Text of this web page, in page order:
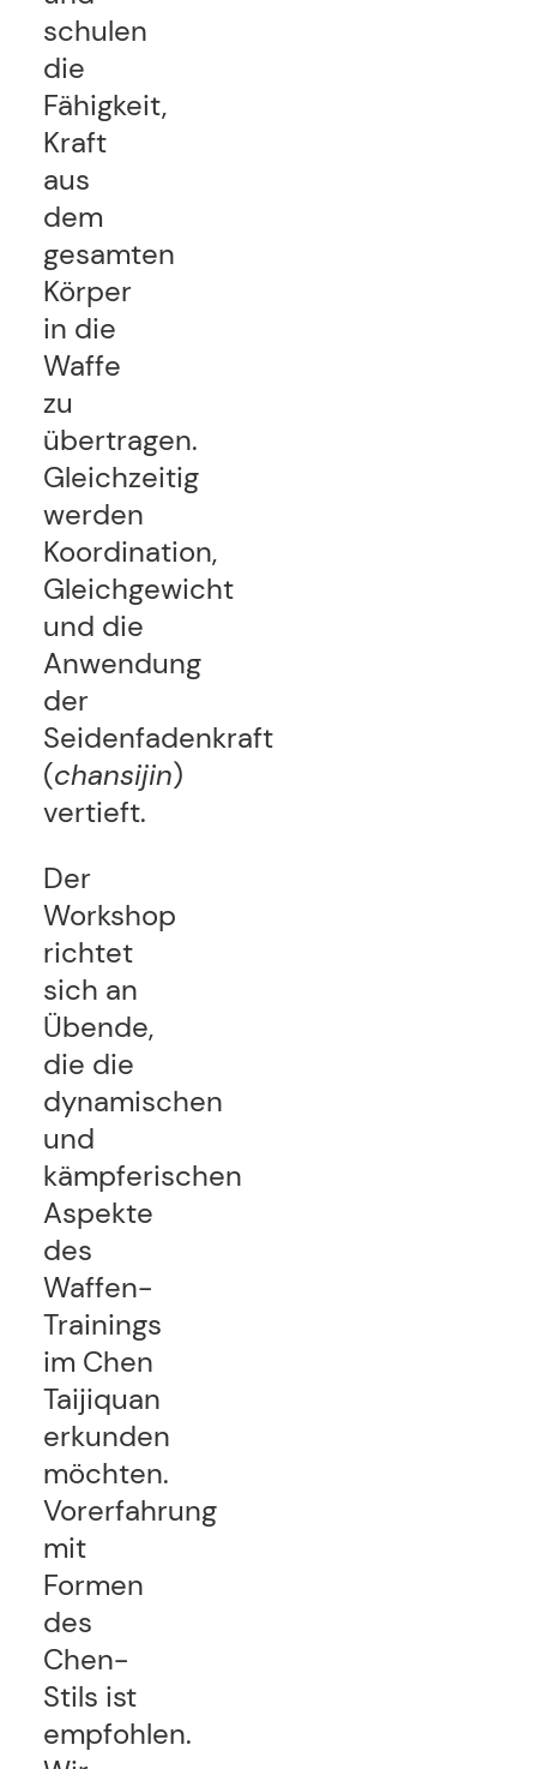
schulen
die
Fähigkeit,
Kraft
aus
dem
gesamten
Körper
in die
Waffe
zu
übertragen.
Gleichzeitig
werden
Koordination,
Gleichgewicht
und die
Anwendung
der
Seidenfadenkraft
(chansijin)
vertieft.
Der
Workshop
richtet
sich an
Übende,
die die
dynamischen
und
kämpferischen
Aspekte
des
Waffen-
Trainings
im Chen
Taijiquan
erkunden
möchten.
Vorerfahrung
mit
Formen
des
Chen-
Stils ist
empfohlen.